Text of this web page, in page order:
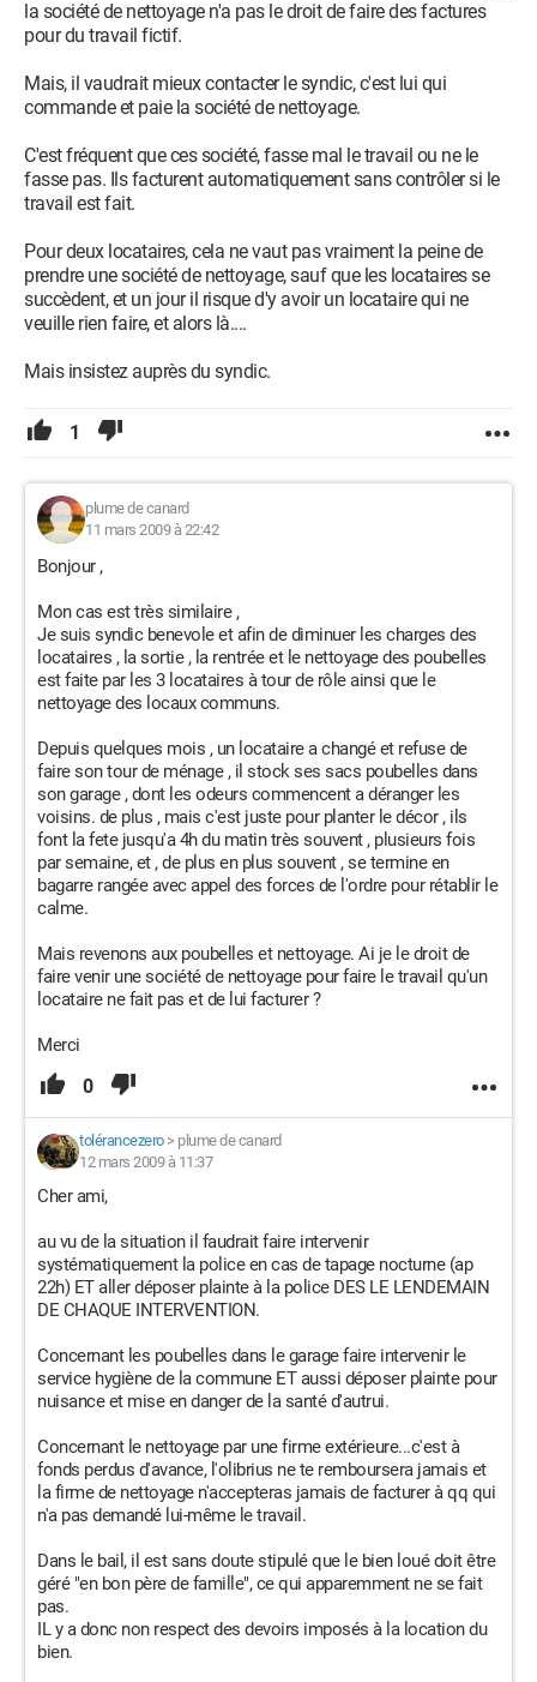
la société de nettoyage n'a pas le droit de faire des factures
pour du travail fictif.
Mais, il vaudrait mieux contacter le syndic, c'est lui qui
commande et paie la société de nettoyage.
C'est fréquent que ces société, fasse mal le travail ou ne le
fasse pas. Ils facturent automatiquement sans contrôler si le
travail est fait.
Pour deux locataires, cela ne vaut pas vraiment la peine de
prendre une société de nettoyage, sauf que les locataires se
succèdent, et un jour il risque d'y avoir un locataire qui ne
veuille rien faire, et alors là....
Mais insistez auprès du syndic.
1
plume de canard
11 mars 2009 à 22:42
Bonjour ,
Mon cas est très similaire ,
Je suis syndic benevole et afin de diminuer les charges des
locataires , la sortie , la rentrée et le nettoyage des poubelles
est faite par les 3 locataires à tour de rôle ainsi que le
nettoyage des locaux communs.
Depuis quelques mois , un locataire a changé et refuse de
faire son tour de ménage , il stock ses sacs poubelles dans
son garage , dont les odeurs commencent a déranger les
voisins. de plus , mais c'est juste pour planter le décor , ils
font la fete jusqu'a 4h du matin très souvent , plusieurs fois
par semaine, et , de plus en plus souvent , se termine en
bagarre rangée avec appel des forces de l'ordre pour rétablir le
calme.
Mais revenons aux poubelles et nettoyage. Ai je le droit de
faire venir une société de nettoyage pour faire le travail qu'un
locataire ne fait pas et de lui facturer ?
Merci
0
tolérancezero> plume de canard
12 mars 2009 à 11:37
Cher ami,
au vu de la situation il faudrait faire intervenir
systématiquement la police en cas de tapage nocturne (ap
22h) ET aller déposer plainte à la police DES LE LENDEMAIN
DE CHAQUE INTERVENTION.
Concernant les poubelles dans le garage faire intervenir le
service hygiène de la commune ET aussi déposer plainte pour
nuisance et mise en danger de la santé d'autrui.
Concernant le nettoyage par une firme extérieure...c'est à
fonds perdus d'avance, l'olibrius ne te remboursera jamais et
la firme de nettoyage n'accepteras jamais de facturer à qq qui
n'a pas demandé lui-même le travail.
Dans le bail, il est sans doute stipulé que le bien loué doit être
géré "en bon père de famille", ce qui apparemment ne se fait
pas.
IL y a donc non respect des devoirs imposés à la location du
bien.